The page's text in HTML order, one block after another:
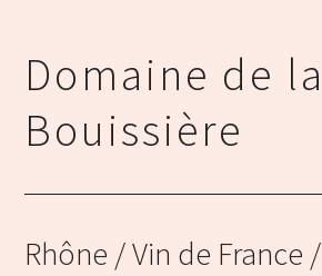
Domaine de la
Bouissière
Rhône / Vin de France